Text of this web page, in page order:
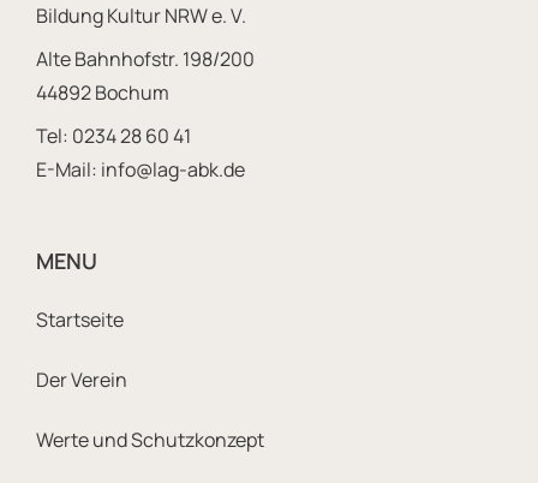
Bildung Kultur NRW e. V.
Alte Bahnhofstr. 198/200
44892 Bochum
Tel: 0234 28 60 41
E-Mail: info@lag-abk.de
MENU
Footer Sitemap Navigation
Startseite
Der Verein
Werte und Schutzkonzept